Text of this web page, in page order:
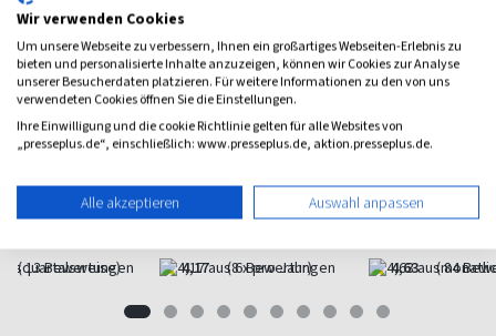
Selbst gemacht
Das kreative Ideen-Magazin
(quartalsweise) 4,17
Flow
Bewußt leben und erleben
(8 x pro Jahr) 4,63
Magazin
Wir verwenden Cookies
Um unsere Webseite zu verbessern, Ihnen ein großartiges Webseiten-Erlebnis zu
bieten und personalisierte Inhalte anzuzeigen, können wir Cookies zur Analyse
unserer Besucherdaten platzieren. Für weitere Informationen zu den von uns
verwendeten Cookies öffnen Sie die Einstellungen.
Ihre Einwilligung und die cookie Richtlinie gelten für alle Websites von
„presseplus.de“, einschließlich: www.presseplus.de, aktion.presseplus.de.
Alle akzeptieren Auswahl anpassen